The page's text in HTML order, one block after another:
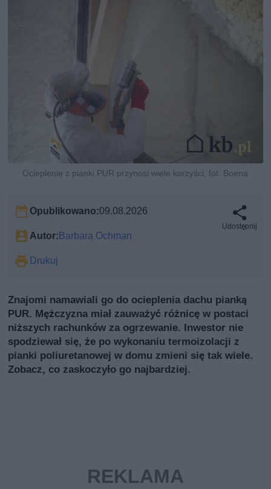
Ocieplenie z pianki PUR przynosi wiele korzyści, fot. Boena
Opublikowano:09.08.2026
Autor:Barbara Ochman
Drukuj
Udostępnij
Znajomi namawiali go do ocieplenia dachu pianką
PUR. Mężczyzna miał zauważyć różnicę w postaci
niższych rachunków za ogrzewanie. Inwestor nie
spodziewał się, że po wykonaniu termoizolacji z
pianki poliuretanowej w domu zmieni się tak wiele.
Zobacz, co zaskoczyło go najbardziej.